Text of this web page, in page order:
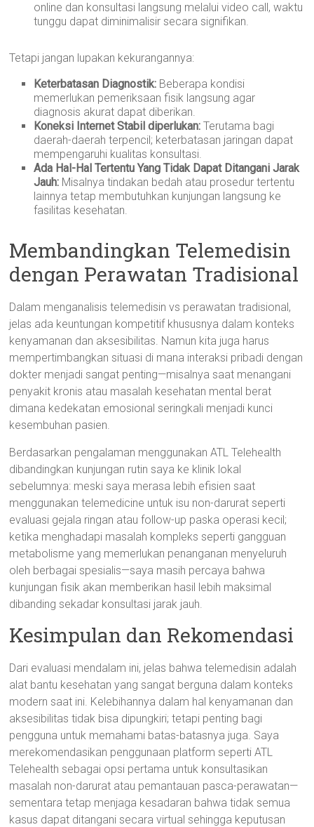
online dan konsultasi langsung melalui video call, waktu
tunggu dapat diminimalisir secara signifikan.
Tetapi jangan lupakan kekurangannya:
Keterbatasan Diagnostik: Beberapa kondisi
memerlukan pemeriksaan fisik langsung agar
diagnosis akurat dapat diberikan.
Koneksi Internet Stabil diperlukan: Terutama bagi
daerah-daerah terpencil; keterbatasan jaringan dapat
mempengaruhi kualitas konsultasi.
Ada Hal-Hal Tertentu Yang Tidak Dapat Ditangani Jarak
Jauh: Misalnya tindakan bedah atau prosedur tertentu
lainnya tetap membutuhkan kunjungan langsung ke
fasilitas kesehatan.
Membandingkan Telemedisin
dengan Perawatan Tradisional
Dalam menganalisis telemedisin vs perawatan tradisional,
jelas ada keuntungan kompetitif khususnya dalam konteks
kenyamanan dan aksesibilitas. Namun kita juga harus
mempertimbangkan situasi di mana interaksi pribadi dengan
dokter menjadi sangat penting—misalnya saat menangani
penyakit kronis atau masalah kesehatan mental berat
dimana kedekatan emosional seringkali menjadi kunci
kesembuhan pasien.
Berdasarkan pengalaman menggunakan ATL Telehealth
dibandingkan kunjungan rutin saya ke klinik lokal
sebelumnya: meski saya merasa lebih efisien saat
menggunakan telemedicine untuk isu non-darurat seperti
evaluasi gejala ringan atau follow-up paska operasi kecil;
ketika menghadapi masalah kompleks seperti gangguan
metabolisme yang memerlukan penanganan menyeluruh
oleh berbagai spesialis—saya masih percaya bahwa
kunjungan fisik akan memberikan hasil lebih maksimal
dibanding sekadar konsultasi jarak jauh.
Kesimpulan dan Rekomendasi
Dari evaluasi mendalam ini, jelas bahwa telemedisin adalah
alat bantu kesehatan yang sangat berguna dalam konteks
modern saat ini. Kelebihannya dalam hal kenyamanan dan
aksesibilitas tidak bisa dipungkiri; tetapi penting bagi
pengguna untuk memahami batas-batasnya juga. Saya
merekomendasikan penggunaan platform seperti ATL
Telehealth sebagai opsi pertama untuk konsultasikan
masalah non-darurat atau pemantauan pasca-perawatan—
sementara tetap menjaga kesadaran bahwa tidak semua
kasus dapat ditangani secara virtual sehingga keputusan